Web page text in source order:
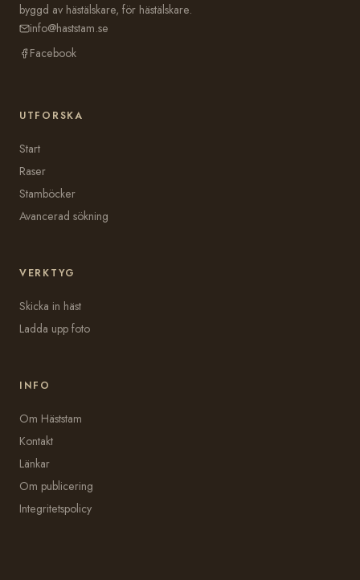
byggd av hästälskare, för hästälskare.
info@haststam.se
Facebook
UTFORSKA
Start
Raser
Stamböcker
Avancerad sökning
VERKTYG
Skicka in häst
Ladda upp foto
INFO
Om Häststam
Kontakt
Länkar
Om publicering
Integritetspolicy